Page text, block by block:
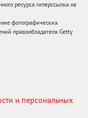
ресурса гиперссылка на
фотографических
правообладателя Getty
и персональных